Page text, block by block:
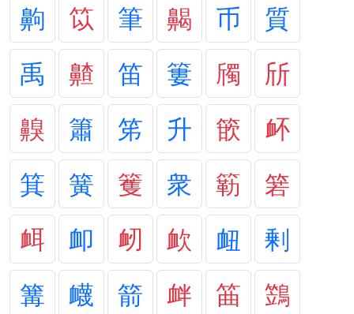
齁
笖 筆 齃 币
質
禹
齄 笛 簍 斶
斦
齅
簫 笫 升 篏
衃
箕
簧 籆 衆 簕
箬
衈
卹 衂 欰 衄
剰
篝
衊 箭 衅 筁 鷑